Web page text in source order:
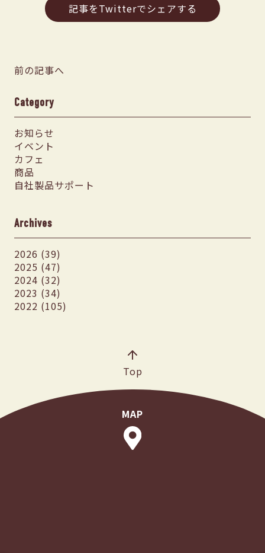
記事をTwitterでシェアする
前の記事へ
Category
お知らせ
イベント
カフェ
商品
自社製品サポート
Archives
2026 (39)
2025 (47)
2024 (32)
2023 (34)
2022 (105)
Top
MAP